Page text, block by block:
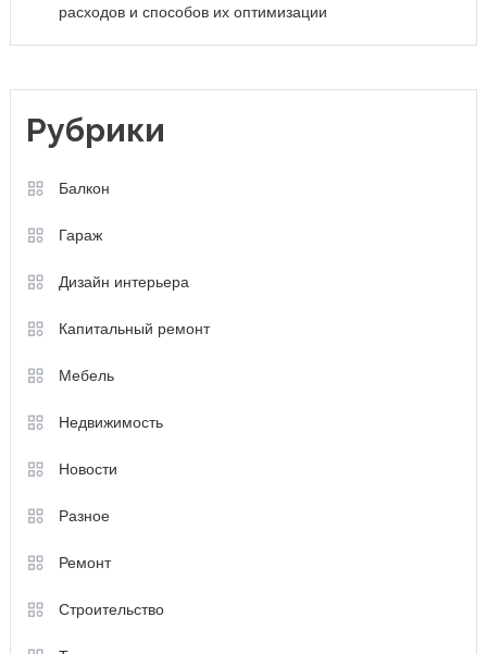
расходов и способов их оптимизации
Рубрики
Балкон
Гараж
Дизайн интерьера
Капитальный ремонт
Мебель
Недвижимость
Новости
Разное
Ремонт
Строительство